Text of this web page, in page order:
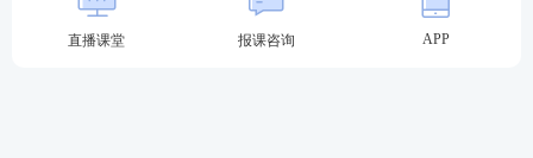
“好价”
—3380元实力通关
：5年6科无忧考期送
重学服务，市场价4999+，同质不同价
直播课堂 报课咨询 APP